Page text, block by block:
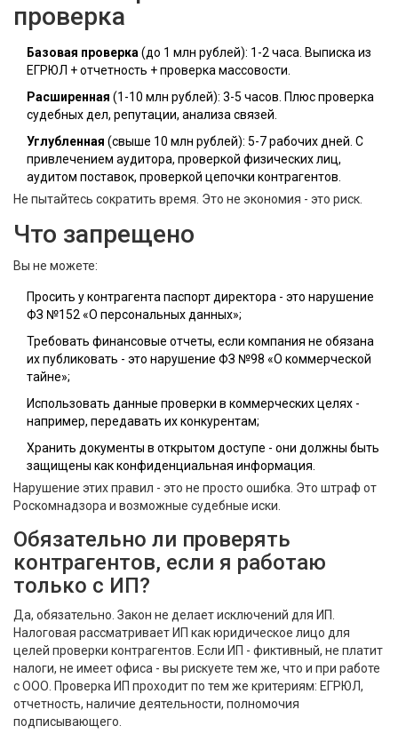
проверка
Базовая проверка(до 1 млн рублей): 1-2 часа. Выписка из
ЕГРЮЛ + отчетность + проверка массовости.
Расширенная (1-10 млн рублей): 3-5 часов. Плюс проверка
судебных дел, репутации, анализа связей.
Углубленная (свыше 10 млн рублей): 5-7 рабочих дней. С
привлечением аудитора, проверкой физических лиц,
аудитом поставок, проверкой цепочки контрагентов.
Не пытайтесь сократить время. Это не экономия - это риск.
Что запрещено
Вы не можете:
Просить у контрагента паспорт директора - это нарушение
ФЗ №152 «О персональных данных»;
Требовать финансовые отчеты, если компания не обязана
их публиковать - это нарушение ФЗ №98 «О коммерческой
тайне»;
Использовать данные проверки в коммерческих целях -
например, передавать их конкурентам;
Хранить документы в открытом доступе - они должны быть
защищены как конфиденциальная информация.
Нарушение этих правил - это не просто ошибка. Это штраф от
Роскомнадзора и возможные судебные иски.
Обязательно ли проверять
контрагентов, если я работаю
только с ИП?
Да, обязательно. Закон не делает исключений для ИП.
Налоговая рассматривает ИП как юридическое лицо для
целей проверки контрагентов. Если ИП - фиктивный, не платит
налоги, не имеет офиса - вы рискуете тем же, что и при работе
с ООО. Проверка ИП проходит по тем же критериям: ЕГРЮЛ,
отчетность, наличие деятельности, полномочия
подписывающего.